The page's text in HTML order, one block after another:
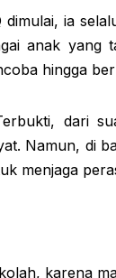
ia
anak
hingga
dari
Namun, di
menjaga
karena